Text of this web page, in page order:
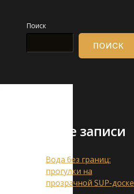
Поиск
ПОИСК
Свежие записи
Вода без границ:
прогулки на
прозрачной SUP-доске